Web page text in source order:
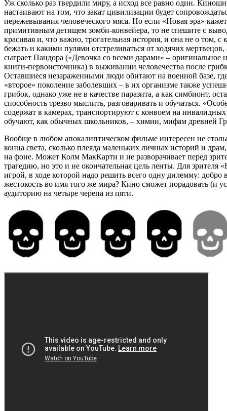
Уж сколько раз твердили миру, а исход все равно один.
настаивают на том, что закат цивилизации будет
пережевывания человеческого мяса. Но если «Новая эра»
примитивным детищем зомби-конвейера, то не спешите с
красивая и, что важно, трогательная история, и она не о том, с
бежать и какими пулями отстреливаться от ходячих
сыграет Пандора («Девочка со всеми дарами» – оригинальное
книги-первоисточника) в выживании человечества после
Оставшиеся незараженными люди обитают на военной базе,
«второе» поколение заболевших – в их организме также
грибок, однако уже не в качестве паразита, а как симбионт,
способность трезво мыслить, разговаривать и обучаться.
содержат в камерах, транспортируют с конвоем на
обучают, как обычных школьников, – химии, мифам древней
Вообще в любом апокалиптическом фильме интересен не
конца света, сколько плеяда маленьких личных историй и
на фоне. Может Колм МакКарти и не разворачивает перед
трагедию, но это и не окончательная цель ленты. Для зрителя
игрой, в ходе которой надо решить всего одну дилемму: добро
жестокость во имя того же мира? Кино сможет порадовать (и
аудиторию на четыре черепа из пяти.